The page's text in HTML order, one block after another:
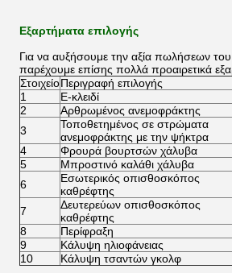
Εξαρτήματα επιλογής
Για να αυξήσουμε την αξία πωλήσεων
παρέχουμε επίσης πολλά προαιρετικά
ΣτοιχείοΠεριγραφή επιλογής
1
Ε-κλειδί
2
Αρθρωμένος ανεμοφράκτης
3
Τοποθετημένος σε στρώματα
ανεμοφράκτης με την ψήκτρα
4
Φρουρά βουρτσών χάλυβα
5
Μπροστινό καλάθι χάλυβα
6
Εσωτερικός οπισθοσκόπος
καθρέφτης
7
Δευτερεύων οπισθοσκόπος
καθρέφτης
8
Περίφραξη
9
Κάλυψη ηλιοφάνειας
10
Κάλυψη τσαντών γκολφ